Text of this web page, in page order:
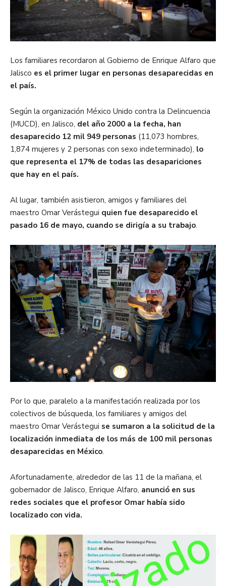
Los familiares recordaron al Gobierno de Enrique Alfaro que
Jalisco es el primer lugar en personas desaparecidas en
el país.
Según la organización México Unido contra la Delincuencia
(MUCD), en Jalisco, del año 2000 a la fecha, han
desaparecido 12 mil 949 personas (11,073 hombres,
1,874 mujeres y 2 personas con sexo indeterminado), lo
que representa el 17% de todas las desapariciones
que hay en el país.
Al lugar, también asistieron, amigos y familiares del
maestro Omar Verástegui quien fue desaparecido el
pasado 16 de mayo, cuando se dirigía a su trabajo.
Por lo que, paralelo a la manifestación realizada por los
colectivos de búsqueda, los familiares y amigos del
maestro Omar Verástegui se sumaron a la solicitud de la
localización inmediata de los más de 100 mil personas
desaparecidas en México.
Afortunadamente, alrededor de las 11 de la mañana, el
gobernador de Jalisco, Enrique Alfaro, anunció en sus
redes sociales que el profesor Omar había sido
localizado con vida.